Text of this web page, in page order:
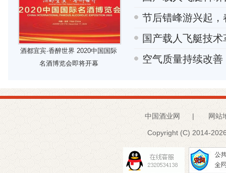
酒都宜宾·香醉世界 2020中国国际
名酒博览会即将开幕
节后错峰游兴起
国产载人飞艇技
空气质量持续改
中国酒业网 | 网站
Copyright (C) 2014-